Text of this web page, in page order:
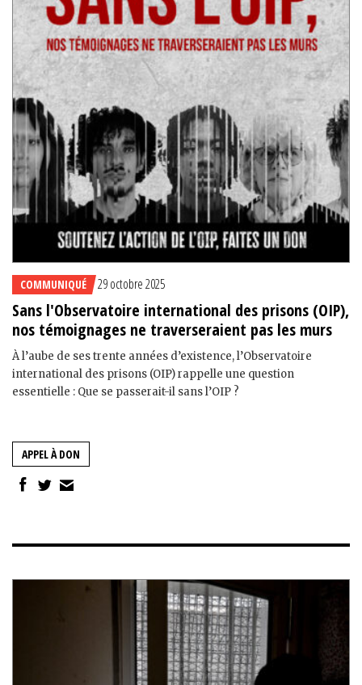
COMMUNIQUÉ 29 octobre 2025
Sans l'Observatoire international des prisons (OIP),
nos témoignages ne traverseraient pas les murs
À l’aube de ses trente années d’existence, l’Observatoire
international des prisons (OIP) rappelle une question
essentielle : Que se passerait-il sans l’OIP ?
APPEL À DON